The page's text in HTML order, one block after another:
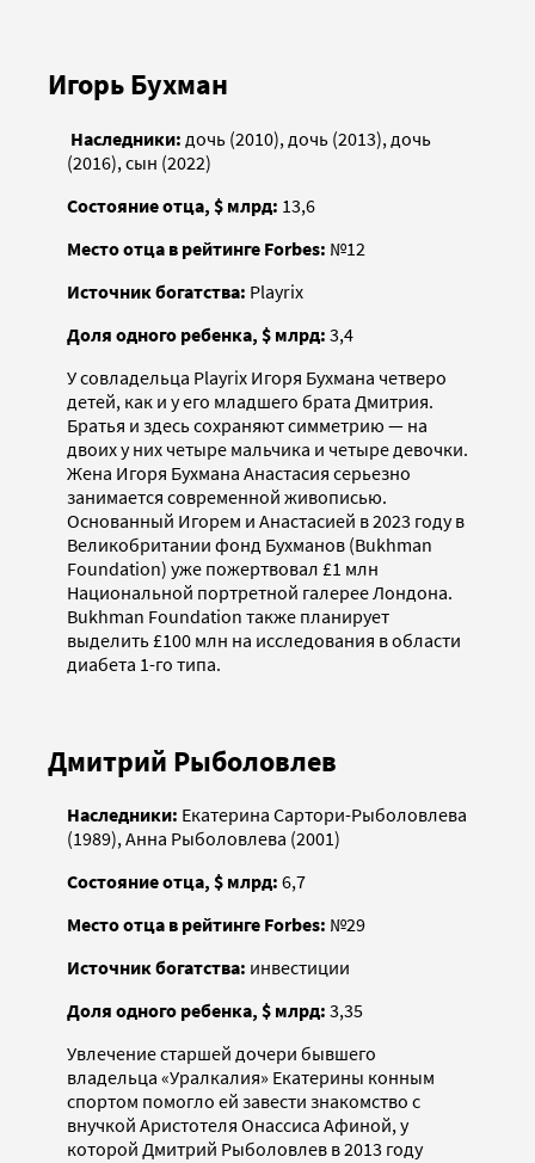
Игорь Бухман
Наследники: дочь (2010), дочь (2013), дочь
(2016), сын (2022)
Состояние отца, $ млрд: 13,6
Место отца в рейтинге Forbes: №12
Источник богатства: Playrix
Доля одного ребенка, $ млрд: 3,4
У совладельца Playrix Игоря Бухмана четверо
детей, как и у его младшего брата Дмитрия.
Братья и здесь сохраняют симметрию — на
двоих у них четыре мальчика и четыре девочки.
Жена Игоря Бухмана Анастасия серьезно
занимается современной живописью.
Основанный Игорем и Анастасией в 2023 году в
Великобритании фонд Бухманов (Bukhman
Foundation) уже пожертвовал £1 млн
Национальной портретной галерее Лондона.
Bukhman Foundation также планирует
выделить £100 млн на исследования в области
диабета 1-го типа.
Дмитрий Рыболовлев
Наследники: Екатерина Сартори-Рыболовлева
(1989), Анна Рыболовлева (2001)
Состояние отца, $ млрд: 6,7
Место отца в рейтинге Forbes: №29
Источник богатства: инвестиции
Доля одного ребенка, $ млрд: 3,35
Увлечение старшей дочери бывшего
владельца «Уралкалия» Екатерины конным
спортом помогло ей завести знакомство с
внучкой Аристотеля Онассиса Афиной, у
которой Дмитрий Рыболовлев в 2013 году